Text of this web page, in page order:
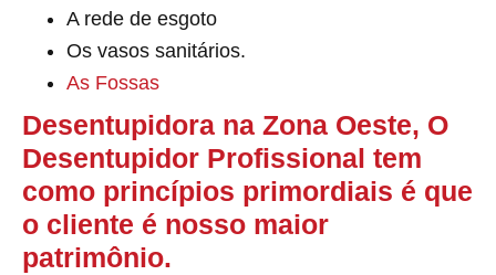
A rede de esgoto
Os vasos sanitários.
As Fossas
Desentupidora na Zona Oeste, O
Desentupidor Profissional tem
como princípios primordiais é que
o cliente é nosso maior
patrimônio.